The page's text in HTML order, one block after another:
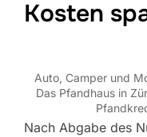
Kosten
Auto, Camper und
Das Pfandhaus in
Nach Abgabe des